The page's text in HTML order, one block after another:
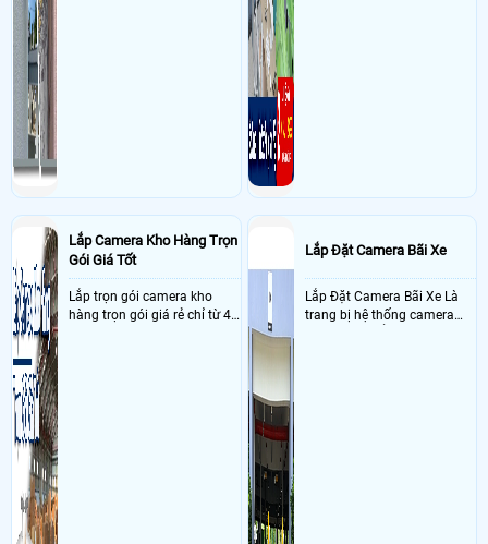
Lắp Camera Kho Hàng Trọn
Gói Giá Tốt
Lắp trọn gói camera kho
hàng trọn gói giá rẻ chỉ từ 4
Lắp Đặt Camera Bãi Xe
Lắp Đặt Camera Bãi Xe Là
trang bị hệ thống camera